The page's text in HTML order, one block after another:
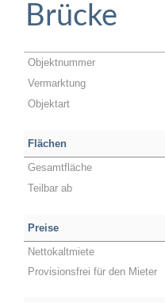
Brücke
Objektnummer
Vermarktung
Objektart
Flächen
Gesamtfläche
Teilbar ab
Preise
Nettokaltmiete
Provisionsfrei für den Mieter